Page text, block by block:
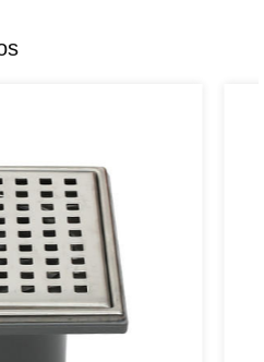
La Empresa De
Un Equipo De Élite Profesional De
Máquinas Y Equipos
Mejores Personas Están
Con Clientes Nuevos Y